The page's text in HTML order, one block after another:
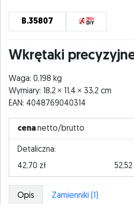
B.35807
Wkrętaki
Waga: 0,198 kg
Wymiary: 18,2
11,4
33,2 cm
EAN: 4048769040314
cenanetto/brutto
Detaliczna:
42,70 zł
52,52
Opis Zamienniki (1)